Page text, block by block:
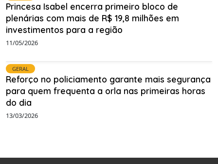
Princesa Isabel encerra primeiro bloco de
plenárias com mais de R$ 19,8 milhões em
investimentos para a região
11/05/2026
GERAL
Reforço no policiamento garante mais segurança
para quem frequenta a orla nas primeiras horas
do dia
13/03/2026